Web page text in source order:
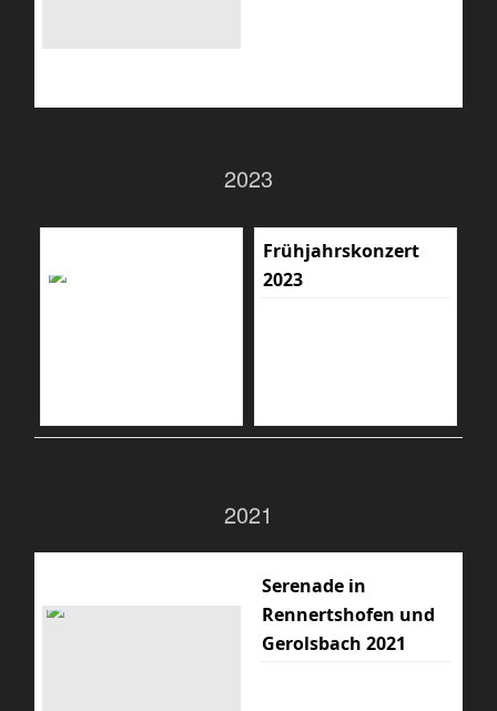
2023
Frühjahrskonzert
2023
2021
Serenade in
Rennertshofen und
Gerolsbach 2021